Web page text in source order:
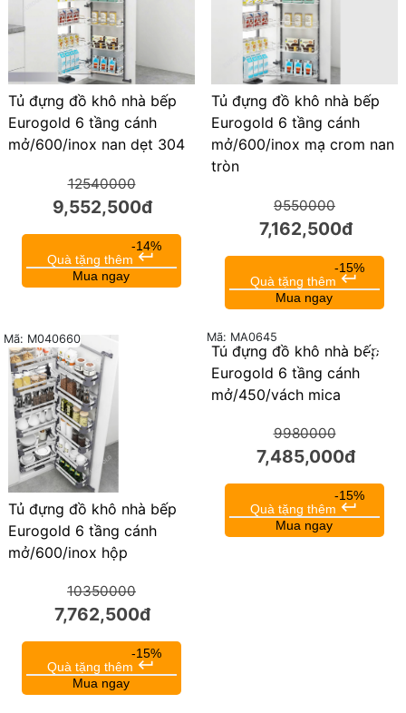
Tủ đựng đồ khô nhà bếp
Eurogold 6 tầng cánh
mở/600/inox nan dẹt 304
12540000
9,552,500đ
-14%
Quà tặng thêm keyboard_return
Mua ngay
Tủ đựng đồ khô nhà bếp
Eurogold 6 tầng cánh
mở/600/inox mạ crom nan
tròn
9550000
7,162,500đ
-15%
Quà tặng thêm keyboard_return
Mua ngay
Tủ đựng đồ khô nhà bếp
Eurogold 6 tầng cánh
mở/600/inox hộp
Mã: M040660
10350000
7,762,500đ
-15%
Quà tặng thêm keyboard_return
Mua ngay
25%
Tủ đựng đồ khô nhà bếp
Eurogold 6 tầng cánh
mở/450/vách mica
Mã: MA0645
9980000
7,485,000đ
-15%
Quà tặng thêm keyboard_return
Mua ngay